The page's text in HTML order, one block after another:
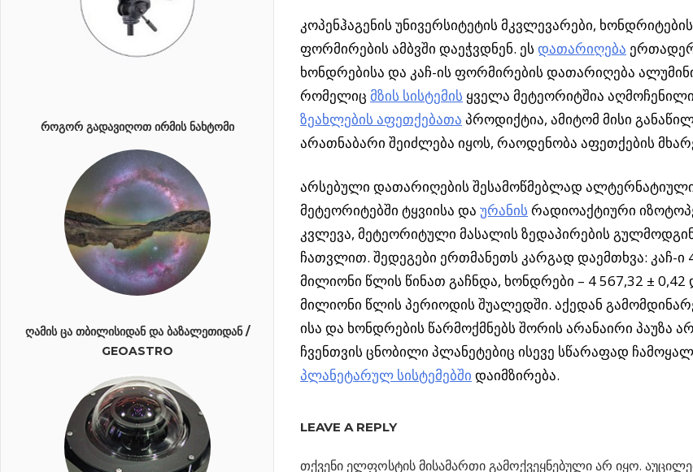
კოპენჰაგენის უნივერსიტეტის მკვლევარები,
ფორმირების ამბვში დაეჭვდნენ. ეს დათარიღება
ხონდრებისა და კაჩ-ის ფორმირების დათარიღება
რომელიც მზის სისტემის ყველა მეტეორიტშია
ზეახლების აფეთქებათა პროდიქტია, ამიტომ მისი
არათნაბარი შეიძლება იყოს, რაოდენობა აფეთქების
არსებული დათარიღების შესამოწმებლად
მეტეორიტებში ტყვიისა და ურანის რადიოაქტიური
კვლევა, მეტეორიტული მასალის ზედაპირების
ჩათვლით. შედეგები ერთმანეთს კარგად დაემთხვა: კაჩ-ი
მილიონი წლის წინათ გაჩნდა, ხონდრები – 4 567,32 ± 0,42
მილიონი წლის პერიოდის შუალედში. აქედან
ისა და ხონდრების წარმოქმნებს შორის არანაირი პაუზა
ჩვენთვის ცნობილი პლანეტებიც ისევე სწარაფად
პლანეტარულ სისტემებში დაიმზირება.
ᲞᲚᲐᲜᲔᲢᲔᲑᲘ
LEAVE A REPLY
თქვენი ელფოსტის მისამართი გამოქვეყნებული არ იყო.
ᲠᲝᲒᲝᲠ ᲒᲐᲓᲐᲕᲘᲦᲝᲗ ᲘᲠᲛᲘᲡ ᲜᲐᲮᲢᲝᲛᲘ
ᲦᲐᲛᲘᲡ ᲪᲐ ᲗᲑᲘᲚᲘᲡᲘᲓᲐᲜ ᲓᲐ ᲑᲐᲖᲐᲚᲔᲗᲘᲓᲐᲜ /
GEOASTRO